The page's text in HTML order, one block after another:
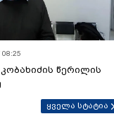
08:25
წერილის
ყველა სტატია